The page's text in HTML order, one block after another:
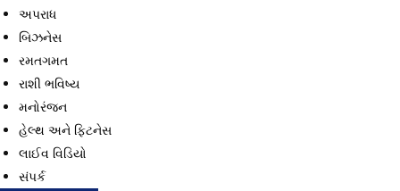
અપરાધ
બિઝનેસ
રમતગમત
રાશી ભવિષ્ય
મનોરંજન
હેલ્થ અને ફિટનેસ
લાઈવ વિડિયો
સંપર્ક